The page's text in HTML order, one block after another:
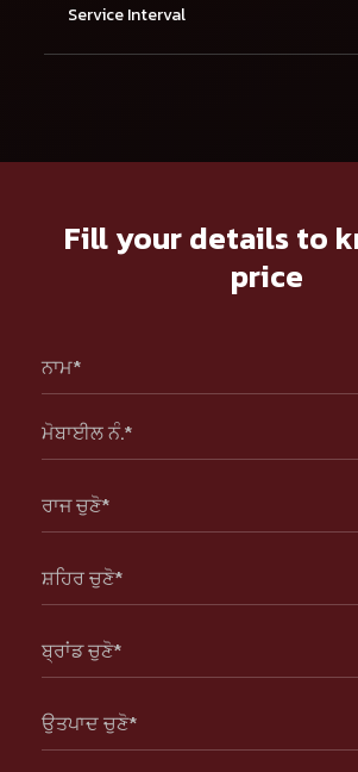
Service Interval
Fill your details to
price
ਨਾਮ*
ਮੋਬਾਈਲ ਨੰ.*
ਰਾਜ ਚੁਣੋ*
ਸ਼ਹਿਰ ਚੁਣੋ*
ਬ੍ਰਾਂਡ ਚੁਣੋ*
ਉਤਪਾਦ ਚੁਣੋ*